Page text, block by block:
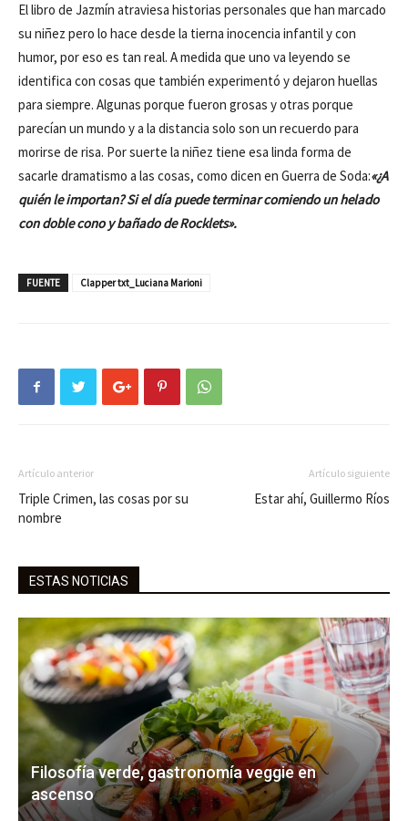
El libro de Jazmín atraviesa historias personales que han marcado
su niñez pero lo hace desde la tierna inocencia infantil y con
humor, por eso es tan real. A medida que uno va leyendo se
identifica con cosas que también experimentó y dejaron huellas
para siempre. Algunas porque fueron grosas y otras porque
parecían un mundo y a la distancia solo son un recuerdo para
morirse de risa. Por suerte la niñez tiene esa linda forma de
sacarle dramatismo a las cosas, como dicen en Guerra de Soda:«¿A
quién le importan? Si el día puede terminar comiendo un helado
con doble cono y bañado de Rocklets».
FUENTE Clapper txt_Luciana Marioni
Artículo anterior
Triple Crimen, las cosas por su
nombre
Artículo siguiente
Estar ahí, Guillermo Ríos
ESTAS NOTICIAS
Filosofía verde, gastronomía veggie en
ascenso